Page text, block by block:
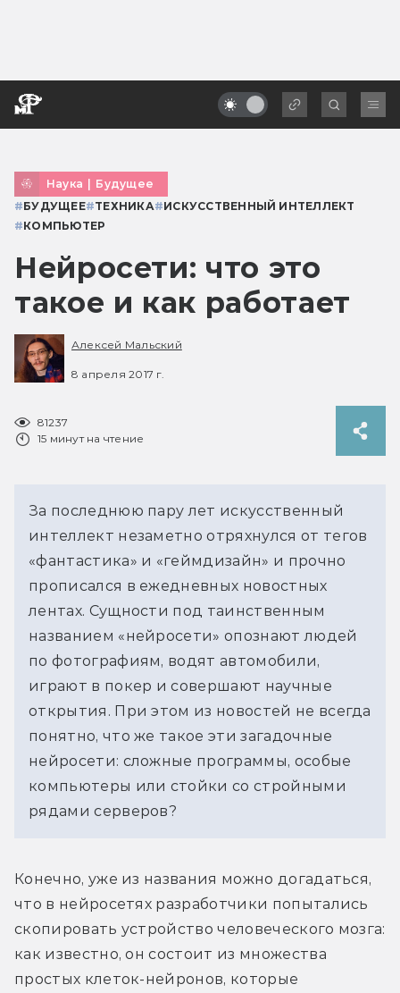
Наука | Будущее
#БУДУЩЕЕ#ТЕХНИКА#ИСКУССТВЕННЫЙ ИНТЕЛЛЕКТ
#КОМПЬЮТЕР
Нейросети: что это
такое и как работает
Алексей Мальский
8 апреля 2017 г.
81237
15 минут на чтение
За последнюю пару лет искусственный
интеллект незаметно отряхнулся от тегов
«фантастика» и «геймдизайн» и прочно
прописался в ежедневных новостных
лентах. Сущности под таинственным
названием «нейросети» опознают людей
по фотографиям, водят автомобили,
играют в покер и совершают научные
открытия. При этом из новостей не всегда
понятно, что же такое эти загадочные
нейросети: сложные программы, особые
компьютеры или стойки со стройными
рядами серверов?
Конечно, уже из названия можно догадаться,
что в нейросетях разработчики попытались
скопировать устройство человеческого мозга:
как известно, он состоит из множества
простых клеток-нейронов, которые